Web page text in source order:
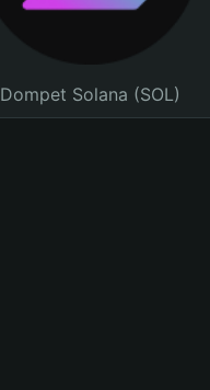
Dompet Solana (SOL)